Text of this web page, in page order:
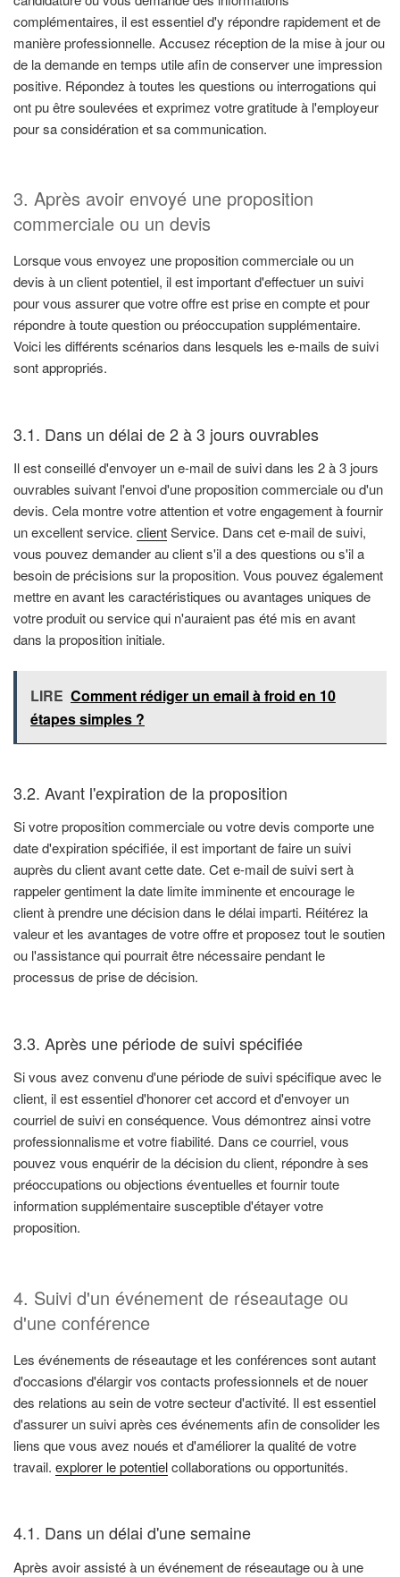
complémentaires, il est essentiel d'y répondre rapidement et de
manière professionnelle. Accusez réception de la mise à jour ou
de la demande en temps utile afin de conserver une impression
positive. Répondez à toutes les questions ou interrogations qui
ont pu être soulevées et exprimez votre gratitude à l'employeur
pour sa considération et sa communication.
3. Après avoir envoyé une proposition
commerciale ou un devis
Lorsque vous envoyez une proposition commerciale ou un
devis à un client potentiel, il est important d'effectuer un suivi
pour vous assurer que votre offre est prise en compte et pour
répondre à toute question ou préoccupation supplémentaire.
Voici les différents scénarios dans lesquels les e-mails de suivi
sont appropriés.
3.1. Dans un délai de 2 à 3 jours ouvrables
Il est conseillé d'envoyer un e-mail de suivi dans les 2 à 3 jours
ouvrables suivant l'envoi d'une proposition commerciale ou d'un
devis. Cela montre votre attention et votre engagement à fournir
un excellent service. clientService. Dans cet e-mail de suivi,
vous pouvez demander au client s'il a des questions ou s'il a
besoin de précisions sur la proposition. Vous pouvez également
mettre en avant les caractéristiques ou avantages uniques de
votre produit ou service qui n'auraient pas été mis en avant
dans la proposition initiale.
LIRE Comment rédiger un email à froid en 10
étapes simples ?
3.2. Avant l'expiration de la proposition
Si votre proposition commerciale ou votre devis comporte une
date d'expiration spécifiée, il est important de faire un suivi
auprès du client avant cette date. Cet e-mail de suivi sert à
rappeler gentiment la date limite imminente et encourage le
client à prendre une décision dans le délai imparti. Réitérez la
valeur et les avantages de votre offre et proposez tout le soutien
ou l'assistance qui pourrait être nécessaire pendant le
processus de prise de décision.
3.3. Après une période de suivi spécifiée
Si vous avez convenu d'une période de suivi spécifique avec le
client, il est essentiel d'honorer cet accord et d'envoyer un
courriel de suivi en conséquence. Vous démontrez ainsi votre
professionnalisme et votre fiabilité. Dans ce courriel, vous
pouvez vous enquérir de la décision du client, répondre à ses
préoccupations ou objections éventuelles et fournir toute
information supplémentaire susceptible d'étayer votre
proposition.
4. Suivi d'un événement de réseautage ou
d'une conférence
Les événements de réseautage et les conférences sont autant
d'occasions d'élargir vos contacts professionnels et de nouer
des relations au sein de votre secteur d'activité. Il est essentiel
d'assurer un suivi après ces événements afin de consolider les
liens que vous avez noués et d'améliorer la qualité de votre
travail. explorer le potentielcollaborations ou opportunités.
4.1. Dans un délai d'une semaine
Après avoir assisté à un événement de réseautage ou à une